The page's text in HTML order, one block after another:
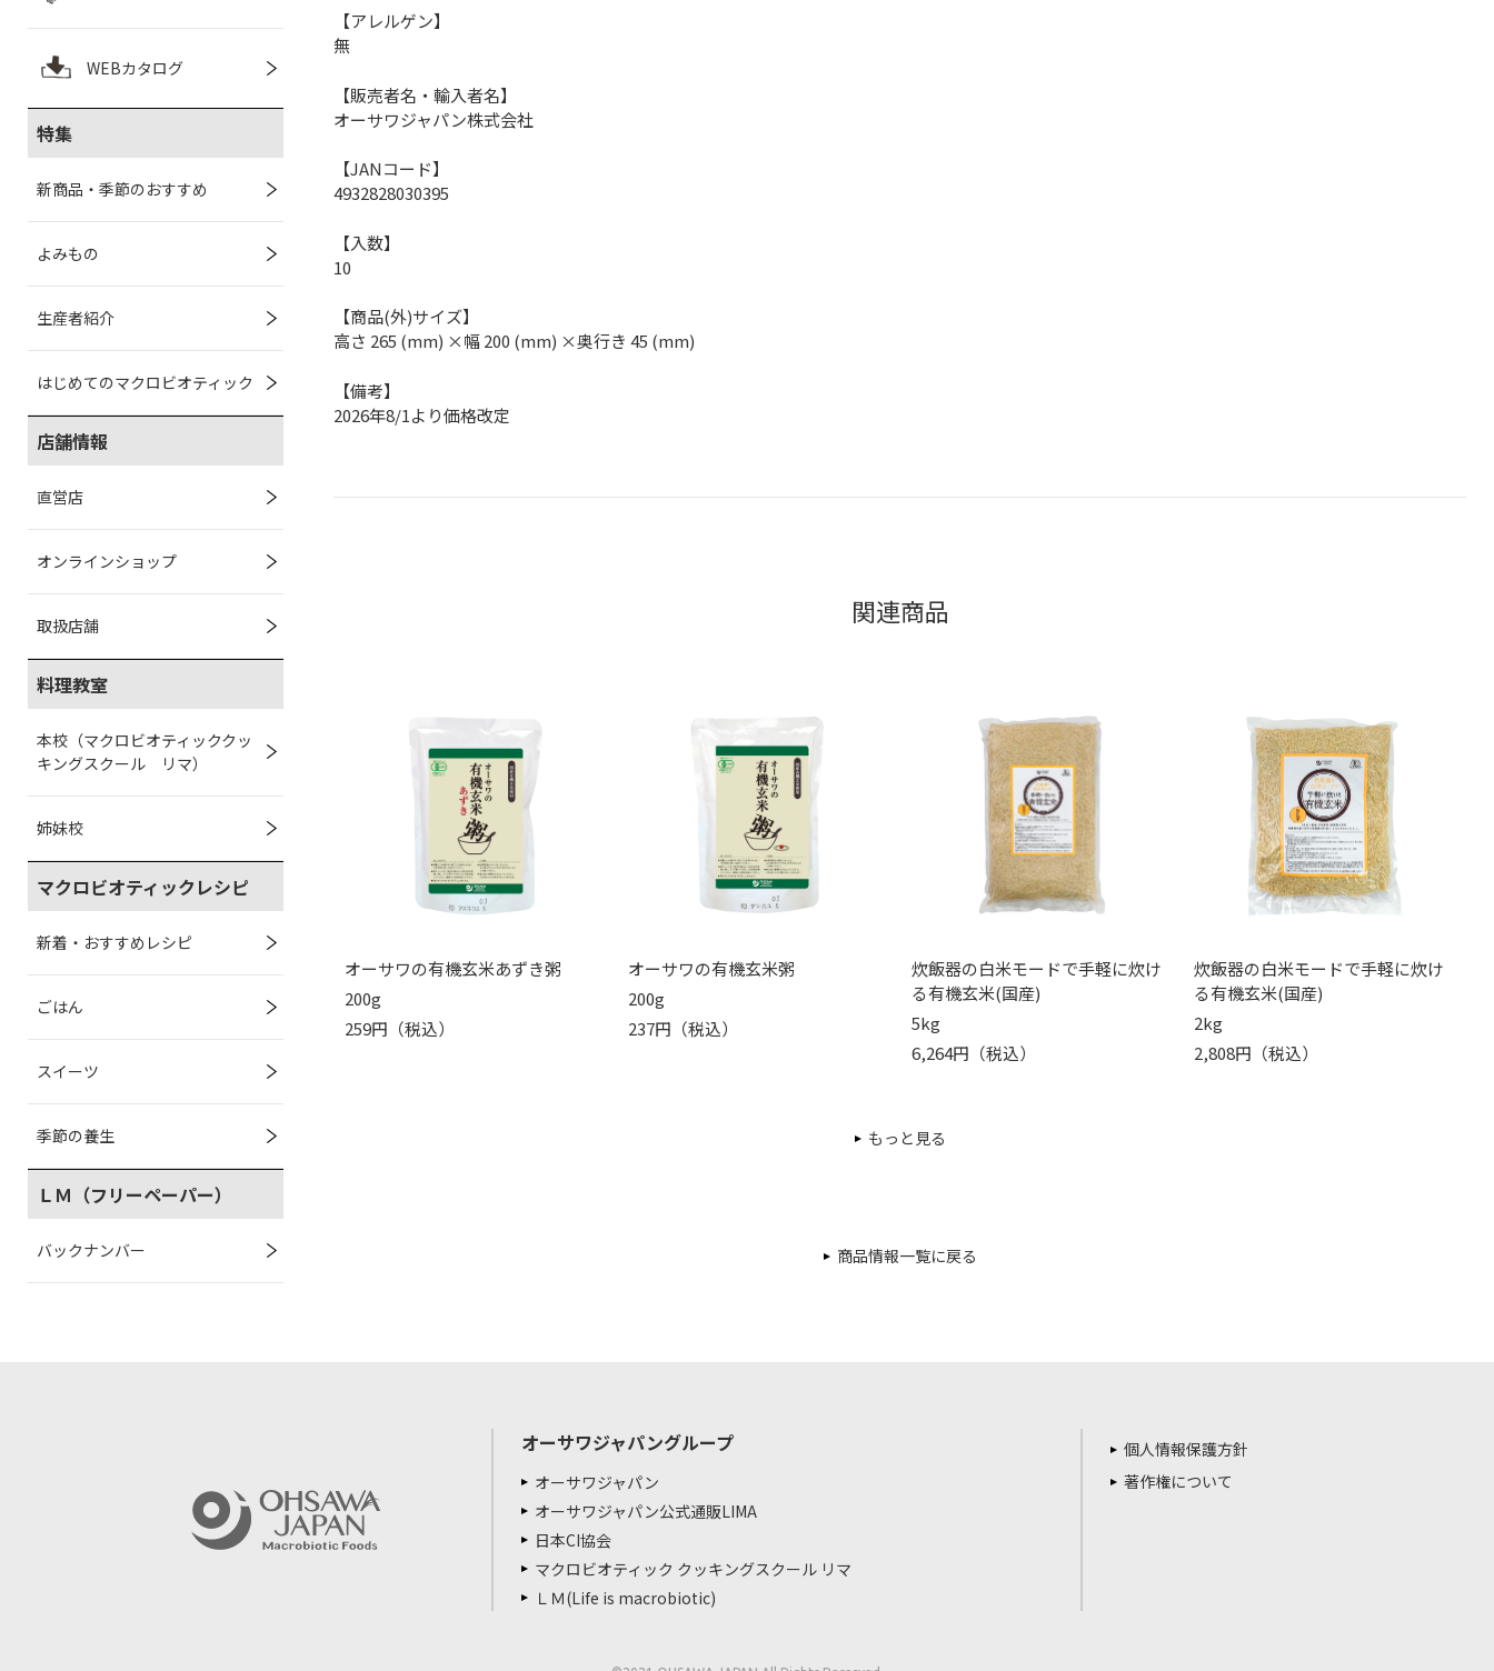
WEBカタログ
特集
新商品・季節のおすすめ
よみもの
生産者紹介
はじめてのマクロビオティック
店舗情報
直営店
オンラインショップ
取扱店舗
料理教室
本校（マクロビオティッククッ
キングスクール リマ）
姉妹校
マクロビオティックレシピ
新着・おすすめレシピ
ごはん
スイーツ
季節の養生
ＬＭ（フリーペーパー）
バックナンバー
【アレルゲン】
無
【販売者名・輸入者名】
オーサワジャパン株式会社
【JANコード】
4932828030395
【入数】
10
【商品(外)サイズ】
高さ 265 (mm) ×幅 200 (mm) ×奥行き 45 (mm)
【備考】
2026年8/1より価格改定
関連商品
オーサワの有機玄米あずき粥
200g
259円（税込）
オーサワの有機玄米粥
200g
237円（税込）
炊飯器の白米モードで手軽に炊け
る有機玄米(国産)
5kg
6,264円（税込）
炊飯器の白米モードで手軽に炊け
る有機玄米(国産)
2kg
2,808円（税込）
もっと見る
商品情報一覧に戻る
オーサワジャパングループ
オーサワジャパン
オーサワジャパン公式通販LIMA
日本CI協会
マクロビオティック クッキングスクール リマ
ＬＭ(Life is macrobiotic)
個人情報保護方針
著作権について